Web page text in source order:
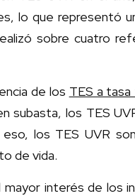
lo que representó
sobre cuatro
de los TES a tasa
subasta, los TES
eso, los TES UVR
de vida.
interés de los